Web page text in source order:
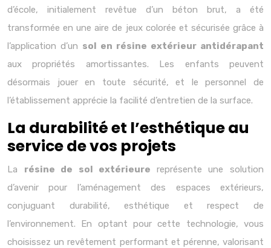
d’école, initialement revêtue d’un béton brut, a été
transformée en une aire de jeux colorée et sécurisée grâce à
l’application d’un sol en résine extérieur antidérapant
aux propriétés amortissantes. Les enfants peuvent
désormais jouer en toute sécurité, et le personnel de
l’établissement apprécie la facilité d’entretien de la surface.
La durabilité et l’esthétique au
service de vos projets
La résine de sol extérieure représente une solution
d’avenir pour l’aménagement des espaces extérieurs,
conjuguant durabilité, esthétique et respect de
l’environnement. En optant pour cette technologie, vous
choisissez un revêtement performant et pérenne, valorisant